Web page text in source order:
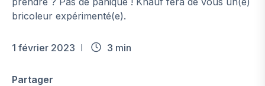
bricoleur expérimenté(e).
1 février 2023 3 min
Partager